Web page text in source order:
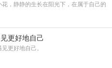
，静静的生长在阳光下，在属于自己的
更好地自己
更好地自己。